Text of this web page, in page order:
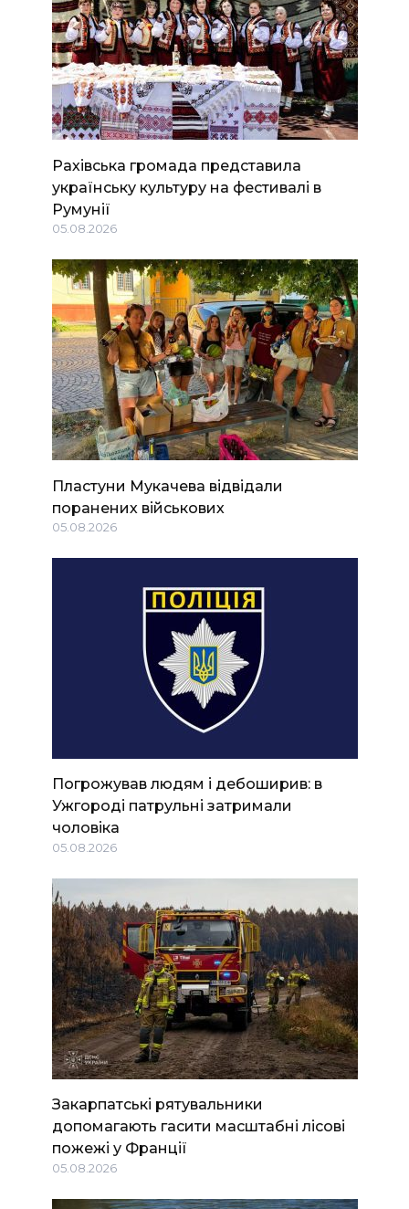
Рахівська громада представила
українську культуру на фестивалі в
Румунії
05.08.2026
Пластуни Мукачева відвідали
поранених військових
05.08.2026
Погрожував людям і дебоширив: в
Ужгороді патрульні затримали
чоловіка
05.08.2026
Закарпатські рятувальники
допомагають гасити масштабні лісові
пожежі у Франції
05.08.2026